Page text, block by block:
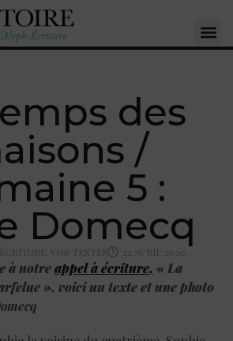
des
/
5 :
Domecq
VOS TEXTES 22 AVRIL 2020
à notreappel à écriture, « La
», voici un texte et une photo